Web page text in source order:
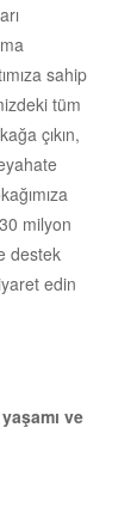
sahip
tüm
çıkın,
milyon
destek
edin
ve